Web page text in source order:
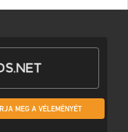
ÍRJA MEG A VÉLEMÉNYÉT